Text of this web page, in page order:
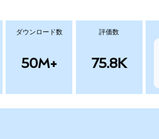
ダウンロード数
50M+
評価数
75.8K